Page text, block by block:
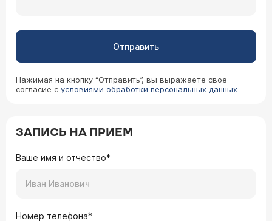
Отправить
Нажимая на кнопку “Отправить”, вы выражаете свое
согласие с условиями обработки персональных данных
ЗАПИСЬ НА ПРИЕМ
Ваше имя и отчество*
Номер телефона*